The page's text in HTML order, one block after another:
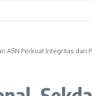
ASN Perkuat Integritas dan